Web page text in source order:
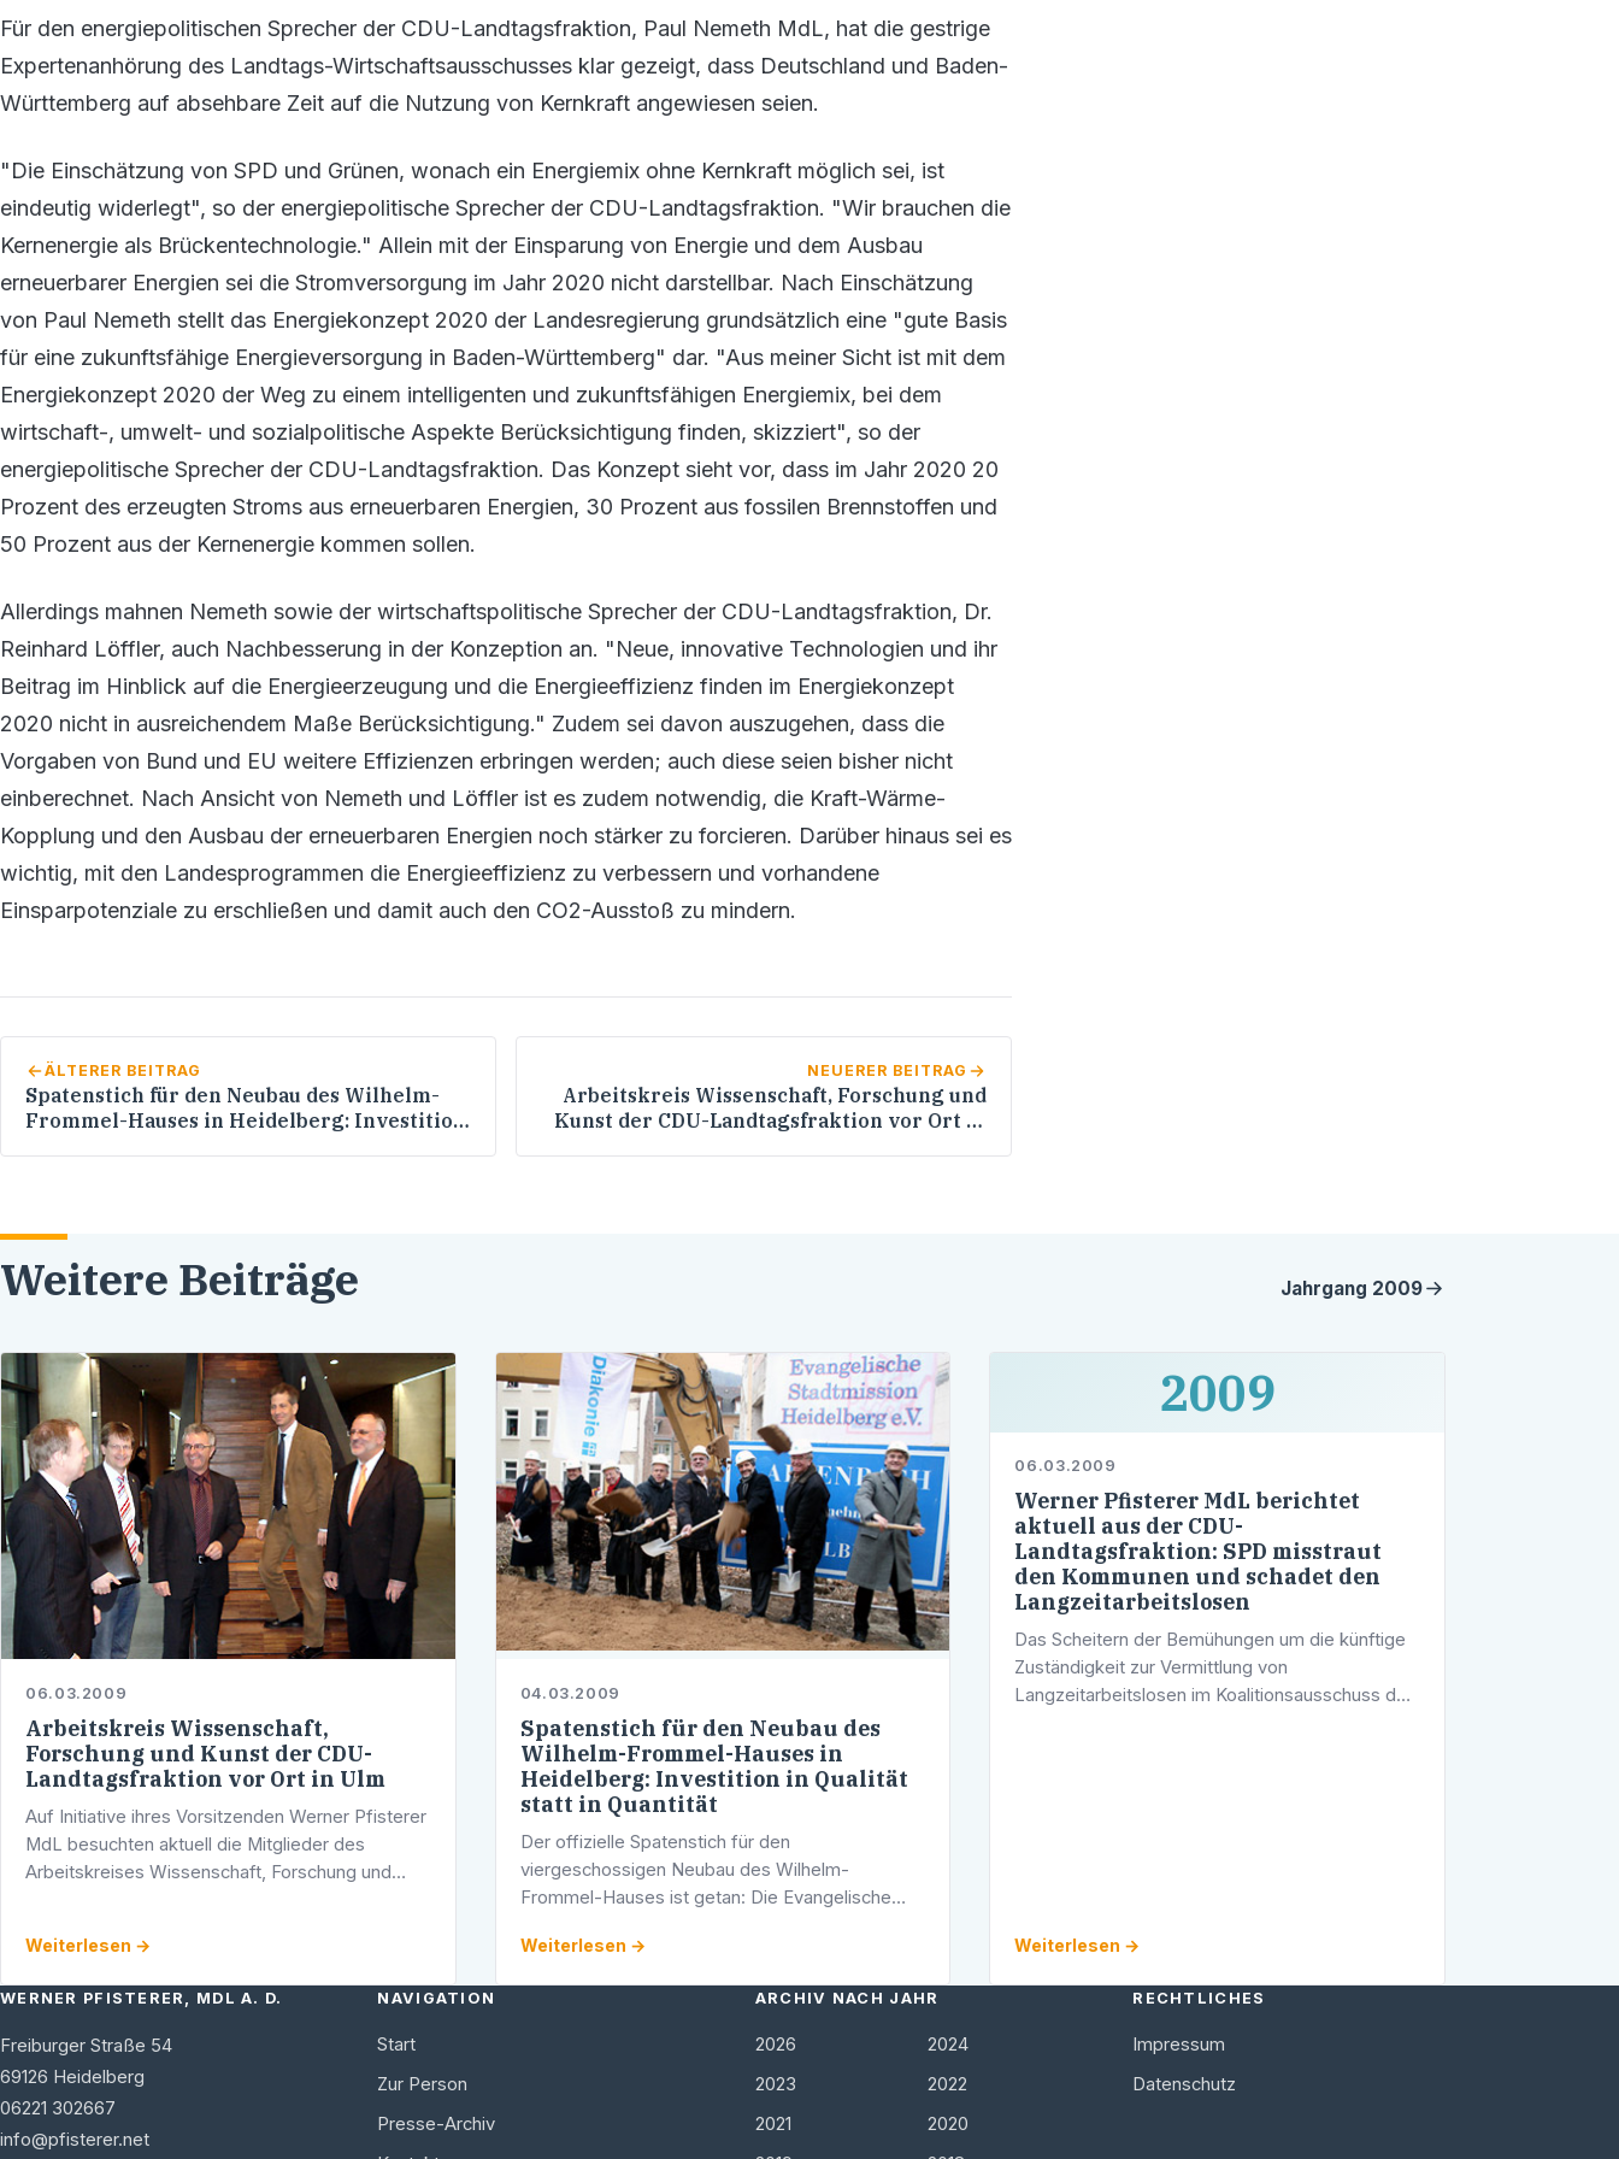
Für den energiepolitischen Sprecher der CDU-Landtagsfraktion, Paul Nemeth MdL, hat die gestrige
Expertenanhörung des Landtags-Wirtschaftsausschusses klar gezeigt, dass Deutschland und Baden-
Württemberg auf absehbare Zeit auf die Nutzung von Kernkraft angewiesen seien.
"Die Einschätzung von SPD und Grünen, wonach ein Energiemix ohne Kernkraft möglich sei, ist
eindeutig widerlegt", so der energiepolitische Sprecher der CDU-Landtagsfraktion. "Wir brauchen die
Kernenergie als Brückentechnologie." Allein mit der Einsparung von Energie und dem Ausbau
erneuerbarer Energien sei die Stromversorgung im Jahr 2020 nicht darstellbar. Nach Einschätzung
von Paul Nemeth stellt das Energiekonzept 2020 der Landesregierung grundsätzlich eine "gute Basis
für eine zukunftsfähige Energieversorgung in Baden-Württemberg" dar. "Aus meiner Sicht ist mit dem
Energiekonzept 2020 der Weg zu einem intelligenten und zukunftsfähigen Energiemix, bei dem
wirtschaft-, umwelt- und sozialpolitische Aspekte Berücksichtigung finden, skizziert", so der
energiepolitische Sprecher der CDU-Landtagsfraktion. Das Konzept sieht vor, dass im Jahr 2020 20
Prozent des erzeugten Stroms aus erneuerbaren Energien, 30 Prozent aus fossilen Brennstoffen und
50 Prozent aus der Kernenergie kommen sollen.
Allerdings mahnen Nemeth sowie der wirtschaftspolitische Sprecher der CDU-Landtagsfraktion, Dr.
Reinhard Löffler, auch Nachbesserung in der Konzeption an. "Neue, innovative Technologien und ihr
Beitrag im Hinblick auf die Energieerzeugung und die Energieeffizienz finden im Energiekonzept
2020 nicht in ausreichendem Maße Berücksichtigung." Zudem sei davon auszugehen, dass die
Vorgaben von Bund und EU weitere Effizienzen erbringen werden; auch diese seien bisher nicht
einberechnet. Nach Ansicht von Nemeth und Löffler ist es zudem notwendig, die Kraft-Wärme-
Kopplung und den Ausbau der erneuerbaren Energien noch stärker zu forcieren. Darüber hinaus sei es
wichtig, mit den Landesprogrammen die Energieeffizienz zu verbessern und vorhandene
Einsparpotenziale zu erschließen und damit auch den CO2-Ausstoß zu mindern.
ÄLTERER BEITRAG
Spatenstich für den Neubau des Wilhelm-
Frommel-Hauses in Heidelberg: Investition
NEUERER BEITRAG
Arbeitskreis Wissenschaft, Forschung und
Kunst der CDU-Landtagsfraktion vor Ort in
Weitere Beiträge Jahrgang 2009
06.03.2009
Arbeitskreis Wissenschaft,
Forschung und Kunst der CDU-
Landtagsfraktion vor Ort in Ulm
Auf Initiative ihres Vorsitzenden Werner Pfisterer
MdL besuchten aktuell die Mitglieder des
Arbeitskreises Wissenschaft, Forschung und
Weiterlesen →
04.03.2009
Spatenstich für den Neubau des
Wilhelm-Frommel-Hauses in
Heidelberg: Investition in Qualität
statt in Quantität
Der offizielle Spatenstich für den
viergeschossigen Neubau des Wilhelm-
Frommel-Hauses ist getan: Die Evangelische
Millionen Euro investieren, um die Infrastruktur
der …
Weiterlesen →
2009
06.03.2009
Werner Pfisterer MdL berichtet
aktuell aus der CDU-
Landtagsfraktion: SPD misstraut
den Kommunen und schadet den
Langzeitarbeitslosen
Das Scheitern der Bemühungen um die künftige
Zuständigkeit zur Vermittlung von
Langzeitarbeitslosen im Koalitionsausschuss des
Weiterlesen →
WERNER PFISTERER, MDL A. D.
Freiburger Straße 54
69126 Heidelberg
06221 302667
info@pfisterer.net
NAVIGATION
Start
Zur Person
Presse-Archiv
ARCHIV NACH JAHR
2026
2024
2023
2022
2021
2020
RECHTLICHES
Impressum
Datenschutz